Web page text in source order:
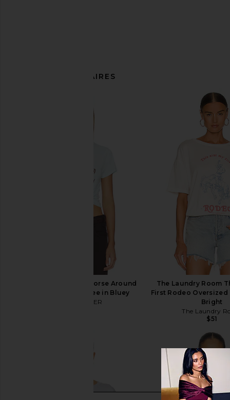
ARTICLES SIMILAIRES
DAYDREAMER Let's Horse Around
Burnout Vintage Tee in Bluey
DAYDREAMER
The Laundry Room
First Rodeo Oversized
Bright
The Laundry
$51